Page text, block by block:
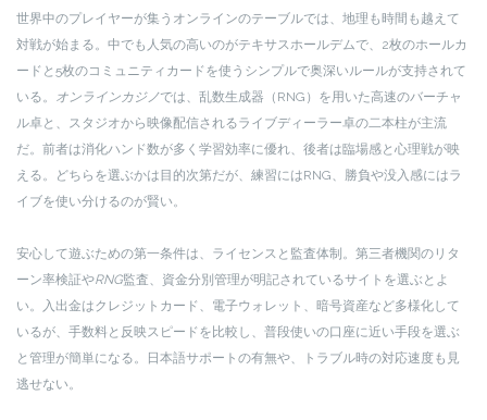
世界中のプレイヤーが集うオンラインのテーブルでは、地理も時間も越えて
対戦が始まる。中でも人気の高いのがテキサスホールデムで、2枚のホールカ
ードと5枚のコミュニティカードを使うシンプルで奥深いルールが支持されて
いる。 オンラインカジノでは、乱数生成器（RNG）を用いた高速のバーチャ
ル卓と、スタジオから映像配信されるライブディーラー卓の二本柱が主流
だ。前者は消化ハンド数が多く学習効率に優れ、後者は臨場感と心理戦が映
える。どちらを選ぶかは目的次第だが、練習にはRNG、勝負や没入感にはラ
イブを使い分けるのが賢い。
安心して遊ぶための第一条件は、ライセンスと監査体制。第三者機関のリタ
ーン率検証やRNG監査、資金分別管理が明記されているサイトを選ぶとよ
い。入出金はクレジットカード、電子ウォレット、暗号資産など多様化して
いるが、手数料と反映スピードを比較し、普段使いの口座に近い手段を選ぶ
と管理が簡単になる。日本語サポートの有無や、トラブル時の対応速度も見
逃せない。